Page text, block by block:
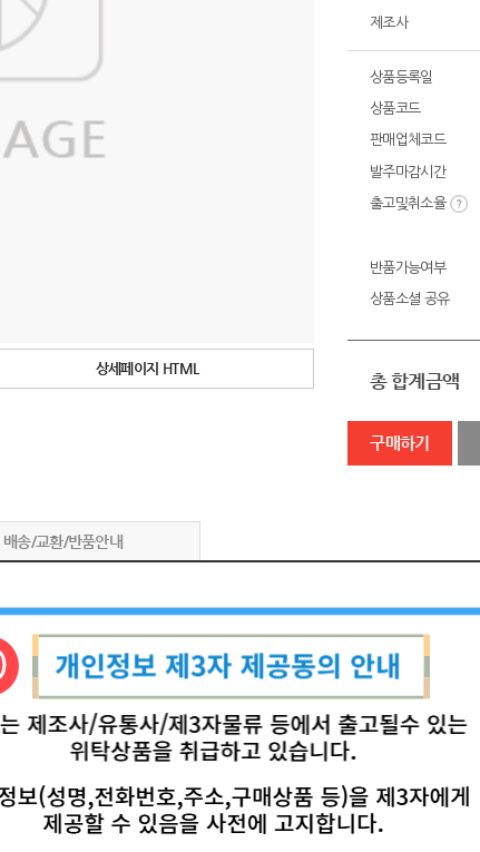
상세페이지 HTML
제조사
상품등록일
상품코드
판매업체코드
발주마감시간
출고및취소율
반품가능여부
상품소셜 공유
총 합계금액
구매하기
배송/교환/반품안내